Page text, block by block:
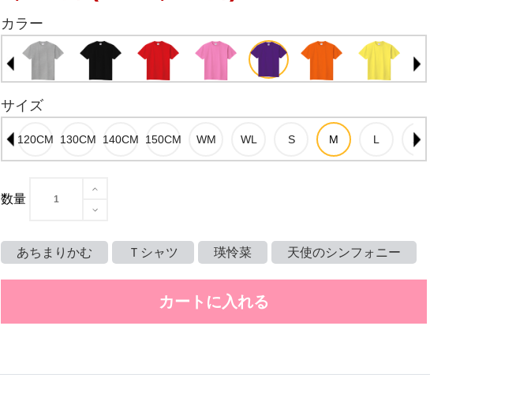
カラー
サイズ
数量
あちまりかむ Ｔシャツ 瑛怜菜 天使のシンフォニー
カートに入れる